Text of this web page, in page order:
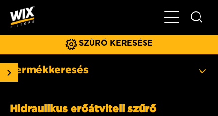
Főmenü
SZŰRŐ KERESÉSE
Termékkeresés
Hidraulikus erőátviteli szűrő